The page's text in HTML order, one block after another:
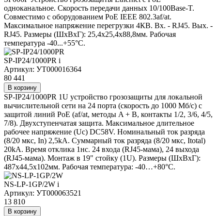
одноканальное. Скорость передачи данных 10/100Base-T.
Совместимо с оборудованием PoE IEEE 802.3af/at.
Максимальное напряжение перегрузки 4КВ. Вх. - RJ45. Вых. -
RJ45. Размеры (ШxВxГ): 25,4x25,4x88,8мм. Рабочая
температура -40...+55°C.
SP-IP24/1000PR i
Артикул: УТ000016364
80 441
В корзину
SP-IP24/1000PR 1U устройство грозозащиты для локальной
вычислительной сети на 24 порта (скорость до 1000 Мб/с) с
защитой линий PoE (af/at, методы A + B, контакты 1/2, 3/6, 4/5,
7/8). Двухступенчатая защита. Максимальное длительное
рабочее напряжение (Uс) DC58V. Номинальный ток разряда
(8/20 мкс, In) 2,5kA. Суммарный ток разряда (8/20 мкс, Itotal)
20kA. Время отклика 1нс. 24 входа (RJ45-мама), 24 выхода
(RJ45-мама). Монтаж в 19" стойку (1U). Размеры (ШхВхГ):
487x44,5x102мм. Рабочая температура: -40…+80°С.
NS-LP-1GP/2W i
Артикул: УТ000063521
13 810
В корзину